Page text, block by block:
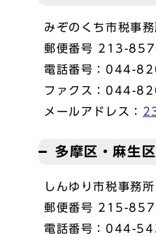
みぞのくち市税事
郵便番号 213-
電話番号：044-
ファクス：044-
メールアドレス：
多摩区・麻生区
しんゆり市税事務
郵便番号 215-
電話番号：044-